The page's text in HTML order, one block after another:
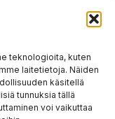
teknologioita, kuten
laitetietoja. Näiden
käsitellä
tunnuksia tällä
voi vaikuttaa